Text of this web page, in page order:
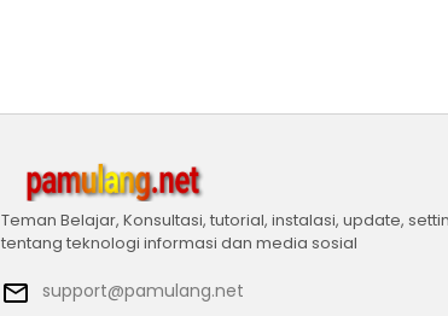
Teman Belajar, Konsultasi, tutorial, instalasi, update,
tentang teknologi informasi dan media sosial
support@pamulang.net